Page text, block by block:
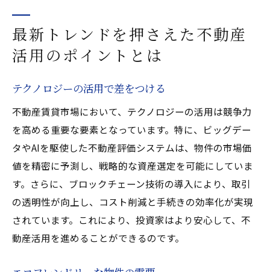
最新トレンドを押さえた不動産
活用のポイントとは
テクノロジーの活用で差をつける
不動産賃貸市場において、テクノロジーの活用は競争力
を高める重要な要素となっています。特に、ビッグデー
タやAIを駆使した不動産評価システムは、物件の市場価
値を精密に予測し、戦略的な資産選定を可能にしていま
す。さらに、ブロックチェーン技術の導入により、取引
の透明性が向上し、コスト削減と手続きの効率化が実現
されています。これにより、投資家はより安心して、不
動産活用を進めることができるのです。